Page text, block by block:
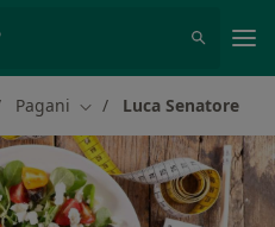
Pagani Cambia città
Luca Senatore